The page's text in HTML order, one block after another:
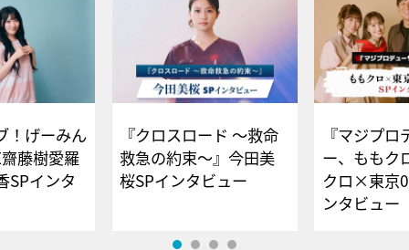
！げーみん
藤樹愛羅
SPインタ
『クロスロード ～救命
救急の約束～』今田美
桜SPインタビュー
『マジプロ
ー、ももク
クロ×東京
ンタビュー